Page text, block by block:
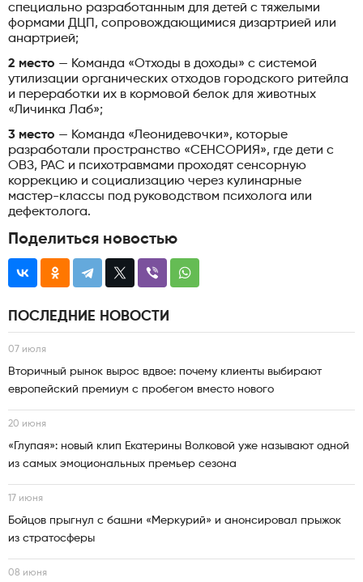
специально разработанным для детей с тяжелыми
формами ДЦП, сопровождающимися дизартрией или
анартрией;
2 место — Команда «Отходы в доходы» с системой
утилизации органических отходов городского ритейла
и переработки их в кормовой белок для животных
«Личинка Лаб»;
3 место — Команда «Леонидевочки», которые
разработали пространство «СЕНСОРИЯ», где дети с
ОВЗ, РАС и психотравмами проходят сенсорную
коррекцию и социализацию через кулинарные
мастер-классы под руководством психолога или
дефектолога.
Поделиться новостью
ПОСЛЕДНИЕ НОВОСТИ
07 июля
Вторичный рынок вырос вдвое: почему клиенты выбирают
европейский премиум с пробегом вместо нового
20 июня
«Глупая»: новый клип Екатерины Волковой уже называют одной
из самых эмоциональных премьер сезона
17 июня
Бойцов прыгнул с башни «Меркурий» и анонсировал прыжок
из стратосферы
08 июня